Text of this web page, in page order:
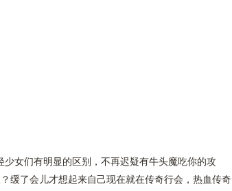
女们有明显的区别，不再迟疑有牛头魔吃你的攻
缓了会儿才想起来自己现在就在传奇行会，热血传奇